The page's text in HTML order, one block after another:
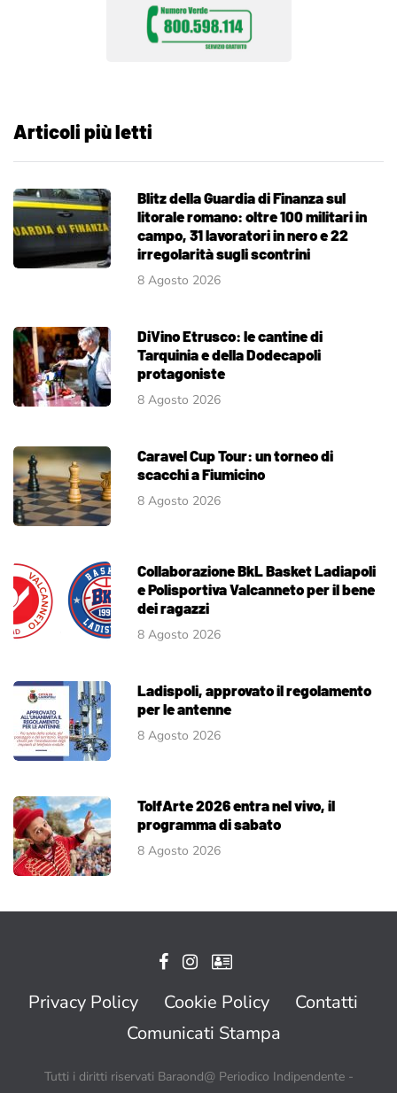
Articoli più letti
Blitz della Guardia di Finanza sul
litorale romano: oltre 100 militari in
campo, 31 lavoratori in nero e 22
irregolarità sugli scontrini
8 Agosto 2026
DiVino Etrusco: le cantine di
Tarquinia e della Dodecapoli
protagoniste
8 Agosto 2026
Caravel Cup Tour: un torneo di
scacchi a Fiumicino
8 Agosto 2026
Collaborazione BkL Basket Ladiapoli
e Polisportiva Valcanneto per il bene
dei ragazzi
8 Agosto 2026
Ladispoli, approvato il regolamento
per le antenne
8 Agosto 2026
TolfArte 2026 entra nel vivo, il
programma di sabato
8 Agosto 2026
Privacy Policy Cookie Policy
Contatti
Comunicati Stampa
Tutti i diritti riservati Baraond@ Periodico Indipendente -